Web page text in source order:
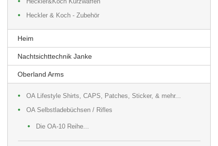
Heckler & Koch - Zubehör
Heim
Nachtsichttechnik Janke
Oberland Arms
OA Lifestyle Shirts, CAPS, Patches, Sticker, & mehr...
OA Selbstladebüchsen / Rifles
Die OA-10 Reihe...